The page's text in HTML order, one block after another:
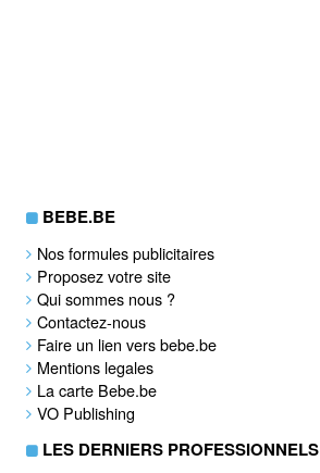
BEBE.BE
Nos formules publicitaires
Proposez votre site
Qui sommes nous ?
Contactez-nous
Faire un lien vers bebe.be
Mentions legales
La carte Bebe.be
VO Publishing
LES DERNIERS PROFESSIONNELS